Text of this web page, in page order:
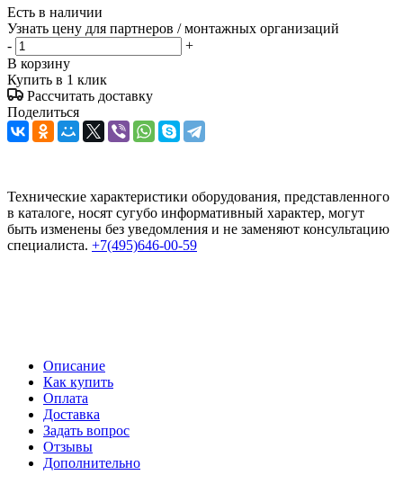
Есть в наличии
Узнать цену для партнеров / монтажных организаций
-
+
В корзину
Купить в 1 клик
Рассчитать доставку
Поделиться
Технические характеристики оборудования, представленного
в каталоге, носят сугубо информативный характер, могут
быть изменены без уведомления и не заменяют консультацию
специалиста. +7(495)646-00-59
Описание
Как купить
Оплата
Доставка
Задать вопрос
Отзывы
Дополнительно